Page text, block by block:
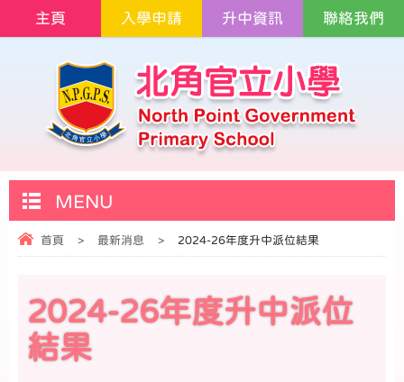
主頁 入學申請 升中資訊 聯絡我們
MENU
首頁 > 最新消息 > 2024-26年度升中派位結果
2024-26年度升中派位
結果